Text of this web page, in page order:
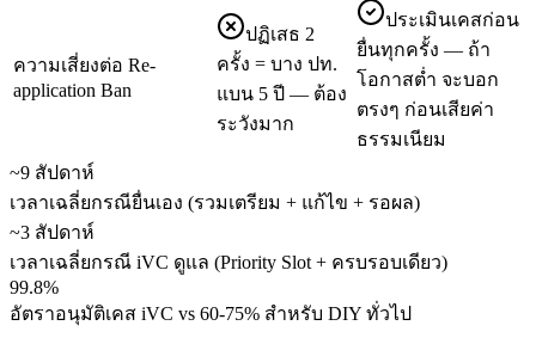
ความเสี่ยงต่อ Re-
application Ban
ปฏิเสธ 2
ครั้ง = บาง ปท.
แบน 5 ปี — ต้อง
ระวังมาก
ประเมินเคสก่อน
ยื่นทุกครั้ง — ถ้า
โอกาสต่ำ จะบอก
ตรงๆ ก่อนเสียค่า
ธรรมเนียม
~9 สัปดาห์
เวลาเฉลี่ยกรณียื่นเอง (รวมเตรียม + แก้ไข + รอผล)
~3 สัปดาห์
เวลาเฉลี่ยกรณี iVC ดูแล (Priority Slot + ครบรอบเดียว)
99.8%
อัตราอนุมัติเคส iVC vs 60-75% สำหรับ DIY ทั่วไป